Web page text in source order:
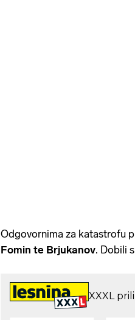
Odgovornima za katastrofu
Fomin te Brjukanov. Dobili